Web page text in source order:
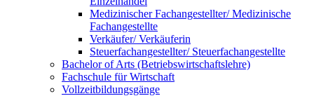
Medizinischer Fachangestellter/ Medizinische
Fachangestellte
Verkäufer/ Verkäuferin
Steuerfachangestellter/ Steuerfachangestellte
Bachelor of Arts (Betriebswirtschaftslehre)
Fachschule für Wirtschaft
Vollzeitbildungsgänge